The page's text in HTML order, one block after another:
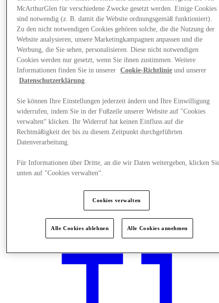
Events
McArthurGlen für verschiedene Zwecke gesetzt werden. Einige Cookies
sind notwendig (z. B. damit die Website ordnungsgemäß funktioniert).
Zu den nicht notwendigen Cookies gehören solche, die die Nutzung der
Website analysieren, unsere Marketingkampagnen anpassen und die
Werbung, die Sie sehen, personalisieren. Diese nicht notwendigen
Cookies werden nur gesetzt, wenn Sie ihnen zustimmen. Weitere
Informationen finden Sie in unserer
Cookie-Richtlinie und unserer
Datenschutzerklärung.
Sie können Ihre Einstellungen jederzeit ändern und Ihre Einwilligung
widerrufen, indem Sie in der Fußzeile unserer Website auf "Cookies
verwalten“ klicken. Ihr Widerruf hat keinen Einfluss auf die
Rechtmäßigkeit der bis zu diesem Zeitpunkt durchgeführten
Datenverarbeitung.
Für Informationen über Dritte, an die wir Daten weitergeben, klicken
unten auf "Cookies verwalten“.
Cookies verwalten
Alle Cookies ablehnen Alle Cookies annehmen